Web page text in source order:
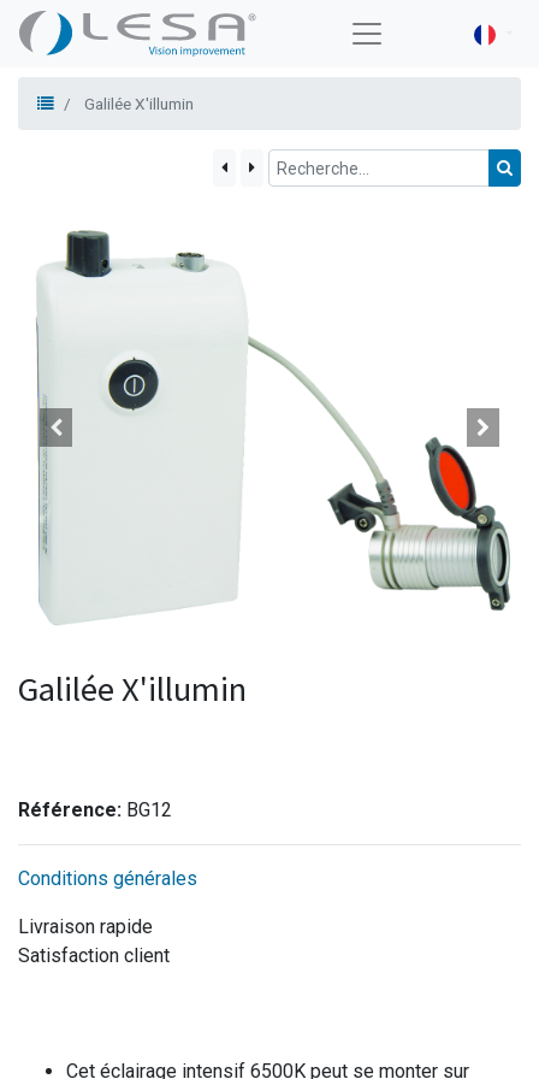
Galilée X'illumin
Galilée X'illumin
Référence: BG12
Conditions générales
Livraison rapide
Satisfaction client
Cet éclairage intensif 6500K peut se monter sur